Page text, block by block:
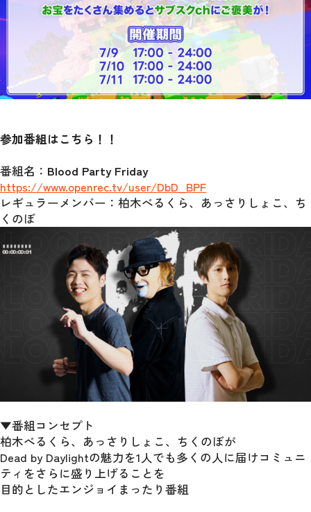
参加番組はこちら！！
番組名： Blood Party Friday
https://www.openrec.tv/user/DbD_BPF
レギュラーメンバー：柏木べるくら、あっさりしょこ、ち
くのぼ
▼番組コンセプト
柏木べるくら、あっさりしょこ、ちくのぼが
Dead by Daylightの魅力を1人でも多くの人に届けコミュニ
ティをさらに盛り上げることを
目的としたエンジョイまったり番組